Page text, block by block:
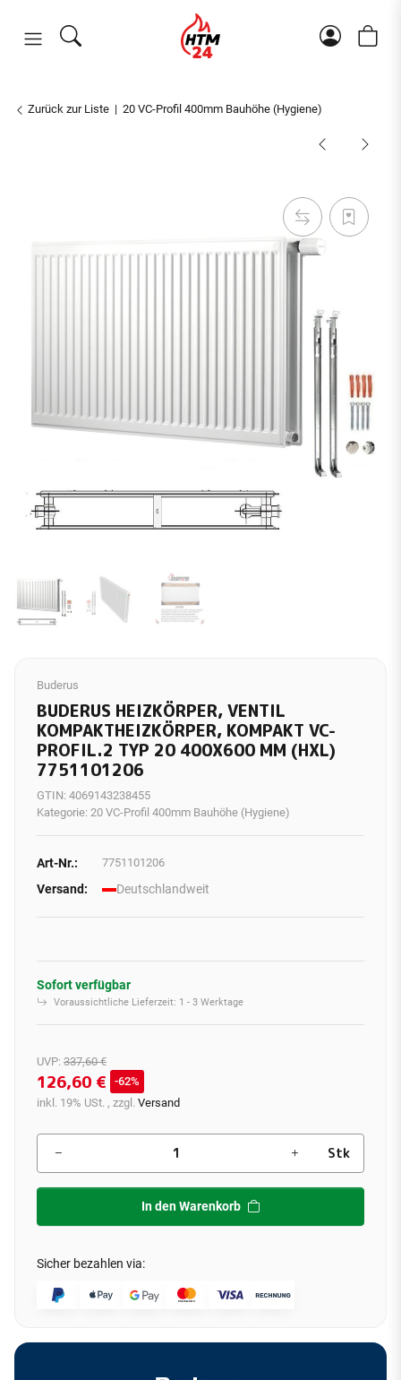
Zurück zur Liste 20 VC-Profil 400mm Bauhöhe (Hygiene)
Buderus
BUDERUS HEIZKÖRPER, VENTIL
KOMPAKTHEIZKÖRPER, KOMPAKT VC-
PROFIL.2 TYP 20 400X600 MM (HXL)
7751101206
GTIN: 4069143238455
Kategorie: 20 VC-Profil 400mm Bauhöhe (Hygiene)
Art-Nr.: 7751101206
Versand: Deutschlandweit
Sofort verfügbar
Voraussichtliche Lieferzeit: 1 - 3 Werktage
UVP: 337,60 €
126,60 €
62%
inkl. 19% USt. , zzgl. Versand
Stk
In den Warenkorb
Sicher bezahlen via: